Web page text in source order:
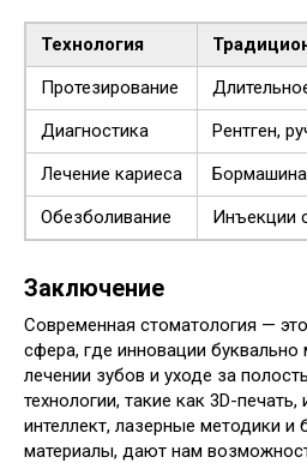
Технология
Протезирование
Диагностика
Рентген,
Лечение кариеса
Обезболивание
Инъекции
Заключение
Современная стоматология —
сфера, где инновации
лечении зубов и уходе за
технологии, такие как 3D-печать,
интеллект, лазерные методики и
материалы, дают нам